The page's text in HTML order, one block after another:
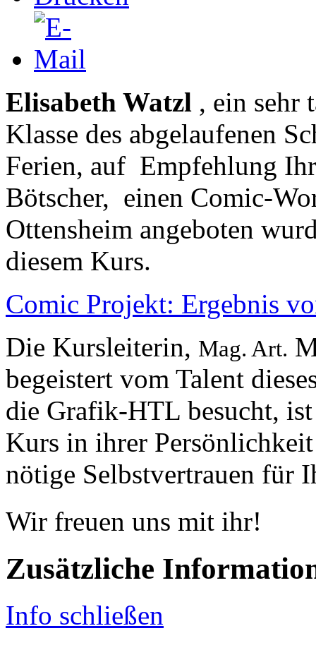
Elisabeth Watzl , ein sehr
Klasse des abgelaufenen
Ferien, auf Empfehlung
Bötscher, einen Comic-
Ottensheim angeboten
diesem Kurs.
Comic Projekt: Ergebnis
Die Kursleiterin, Mag. Art.
begeistert vom Talent
die Grafik-HTL besucht,
Kurs in ihrer
nötige Selbstvertrauen für
Wir freuen uns mit ihr!
Zusätzliche
Info schließen